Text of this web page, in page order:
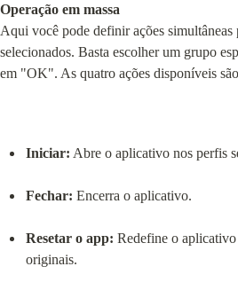
Operação em massa
Aqui você pode definir ações simultâneas
selecionados. Basta escolher um grupo
em "OK". As quatro ações disponíveis
Iniciar: Abre o aplicativo nos perfis
Fechar: Encerra o aplicativo.
Resetar o app: Redefine o
originais.